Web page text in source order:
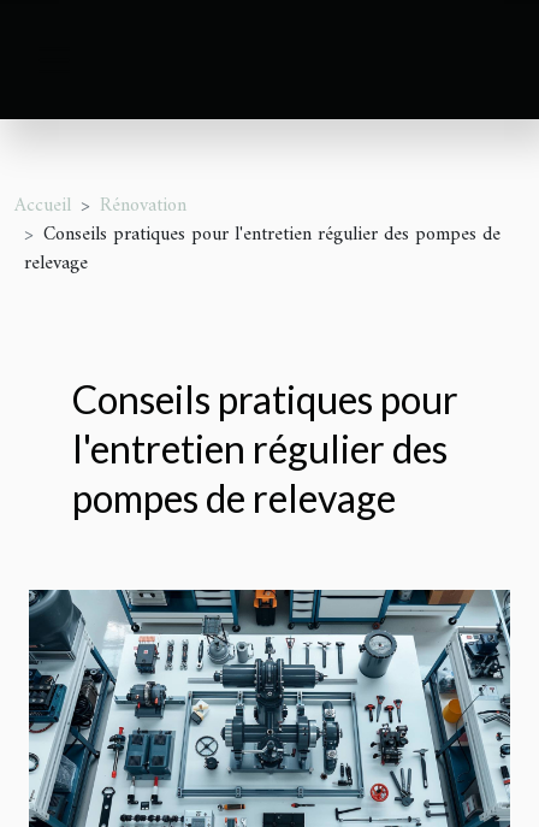
Accueil
Rénovation
Conseils pratiques pour l'entretien régulier des pompes de
relevage
Conseils pratiques pour
l'entretien régulier des
pompes de relevage